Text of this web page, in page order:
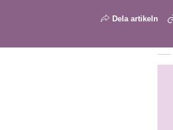
Dela artikeln